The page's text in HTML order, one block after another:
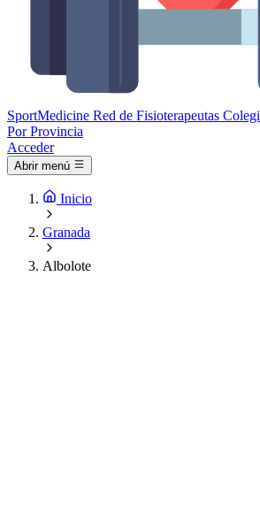
SportMedicine Red de Fisioterapeutas
Por Provincia
Acceder
Abrir menú
Inicio
Granada
Albolote